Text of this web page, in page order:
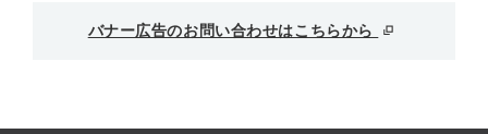
バナー広告のお問い合わせはこちらから